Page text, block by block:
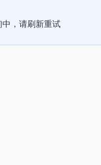
中，请刷新重试